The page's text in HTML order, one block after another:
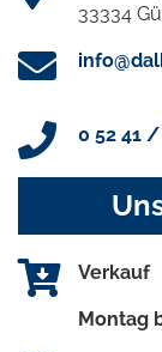
33334
0 52 41 /
Verkauf
Montag